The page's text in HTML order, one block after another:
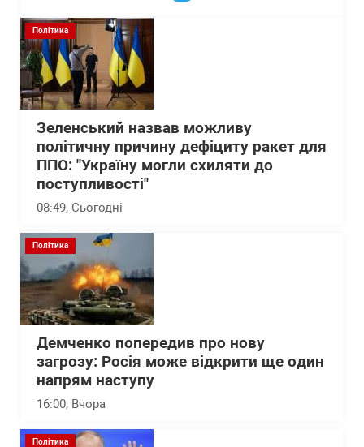
Політика
Зеленський назвав можливу
політичну причину дефіциту ракет для
ППО: "Україну могли схиляти до
поступливості"
08:49, Сьогодні
Політика
Демченко попередив про нову
загрозу: Росія може відкрити ще один
напрям наступу
16:00, Вчора
Політика